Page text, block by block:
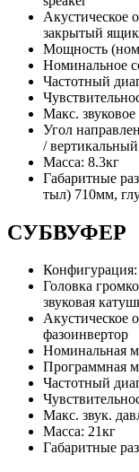
Акустическое
закрытый ящик
Мощность
Номинальное
Частотный
Макс.
Угол
/
Масса: 8.3кг
Габаритные
тыл) 710мм,
СУБВУФЕР
Головка
звуковая
Акустическое
фазоинвертор
Номинальная
Программная
Частотный
Макс. звук.
Масса: 21кг
Габаритные